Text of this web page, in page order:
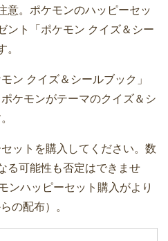
意。ポケモンのハッピーセッ
ント「ポケモン クイズ＆シー
。
ン クイズ＆シールブック」
ケモンがテーマのクイズ＆シ
ットを購入してください。数
る可能性も否定はできませ
ンハッピーセット購入がより
の配布）。